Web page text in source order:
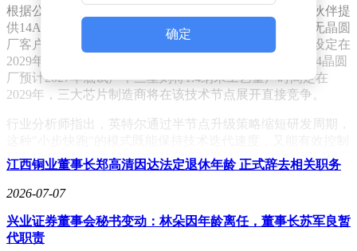
根据公开的研发时间表，英特尔将于2026年10月向合作伙伴提
供14A工艺0.9版本设计套件，目标在18个月内获得大型无晶圆
厂客户的订单。风险试产计划于2028年启动，量产节点设定在
2029年。这一进度与竞争对手形成微妙对峙：台积电A14晶圆
厂预计2027年底试产，三星则将1.4纳米工艺量产时间定在
2029年，三大芯片制造商将在该技术节点展开直接竞争。
行业分析师指出，英特尔通过半节点升级策略缩短研发周期，
研发成本。特别是在供电架构和金属互连层的双重创新，显示
出其在先进制程领域的技术积累。随着2029年量产节点的临
近，全球半导体产业格局或将因1.4纳米工艺的竞争产生新的
确定
江西铜业董事长郑高清因达法定退休年龄 正式辞去相关职务
2026-07-07
兴业证券董事会秘书变动：林朵因年龄离任，董事长苏军良暂
代职责